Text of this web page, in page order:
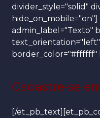
divider_style="solid"
admin_label="Texto"
border_color="#ffffff"
Cadastre-se
[/